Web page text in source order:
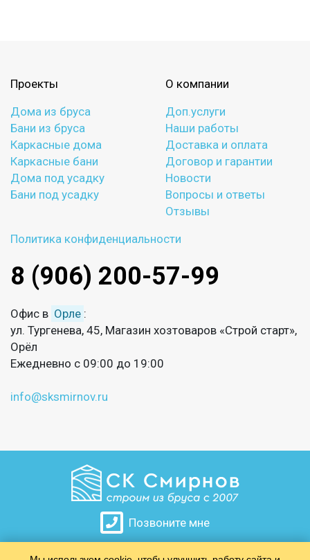
Проекты
Дома из бруса
Бани из бруса
Каркасные дома
Каркасные бани
Дома под усадку
Бани под усадку
О компании
Доп.услуги
Наши работы
Доставка и оплата
Договор и гарантии
Новости
Вопросы и ответы
Отзывы
Политика конфиденциальности
8 (906) 200-57-99
Офис в Орле :
ул. Тургенева, 45, Магазин хозтоваров «Строй старт»,
Орёл
Ежедневно с 09:00 до 19:00
info@sksmirnov.ru
Позвоните мне